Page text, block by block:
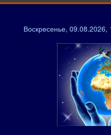
Воскресенье, 09.08.2026,